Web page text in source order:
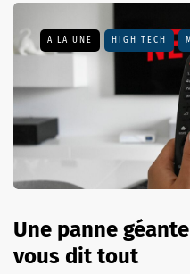
A LA UNE HIGH TECH
Une panne
vous dit tout